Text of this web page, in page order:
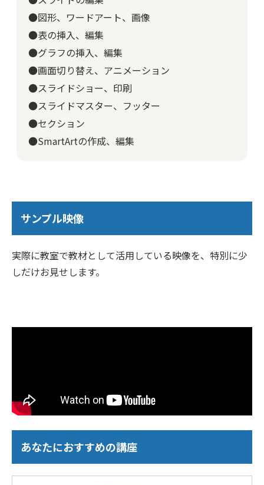
●図形、ワードアート、画像
●表の挿入、編集
●グラフの挿入、編集
●画面切り替え、アニメーション
●スライドショー、印刷
●スライドマスター、フッター
●セクション
●SmartArtの作成、編集
サンプル映像
実際に教室で教材として活用している映像を、特別に少
しだけお見せします。
あなたにおすすめの講座